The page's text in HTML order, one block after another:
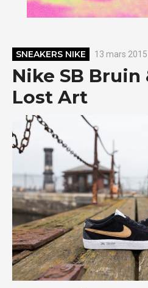
SNEAKERS NIKE 13 mars 2015
Nike SB Bruin
Lost Art